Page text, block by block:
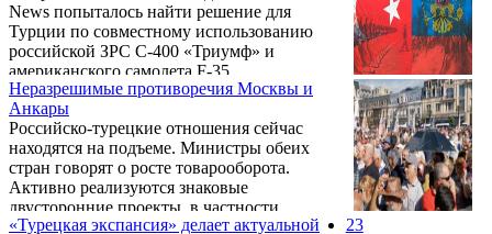
более 200 километров», перемещается на
второй план..
News попыталось найти решение для
Турции по совместному использованию
российской ЗРС С-400 «Триумф» и
американского самолета F-35.
Неразрешимые противоречия Москвы и
Анкары
Российско-турецкие отношения сейчас
находятся на подъеме. Министры обеих
стран говорят о росте товарооборота.
Активно реализуются знаковые
двусторонние проекты, в частности
сооружение российской атомной станции
«Турецкая экспансия» делает актуальной
23